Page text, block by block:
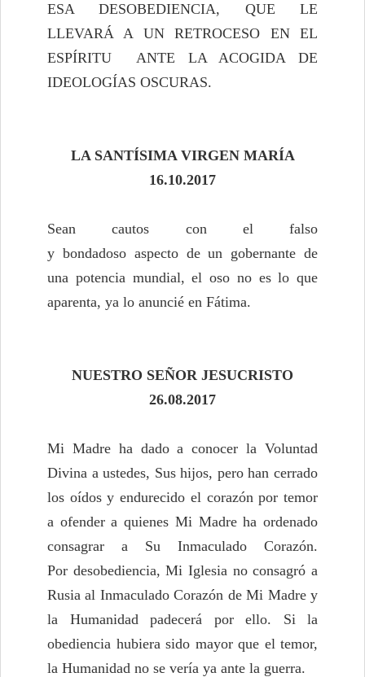
ESA DESOBEDIENCIA, QUE LE
LLEVARÁ A UN RETROCESO EN EL
ESPÍRITU ANTE LA ACOGIDA DE
IDEOLOGÍAS OSCURAS.
LA SANTÍSIMA VIRGEN MARÍA
16.10.2017
Sean cautos con el falso
y bondadoso aspecto de un gobernante de
una potencia mundial, el oso no es lo que
aparenta, ya lo anuncié en Fátima.
NUESTRO SEÑOR JESUCRISTO
26.08.2017
Mi Madre ha dado a conocer la Voluntad
Divina a ustedes, Sus hijos, pero han cerrado
los oídos y endurecido el corazón por temor
a ofender a quienes Mi Madre ha ordenado
consagrar a Su Inmaculado Corazón.
Por desobediencia, Mi Iglesia no consagró a
Rusia al Inmaculado Corazón de Mi Madre y
la Humanidad padecerá por ello. Si la
obediencia hubiera sido mayor que el temor,
la Humanidad no se vería ya ante la guerra.